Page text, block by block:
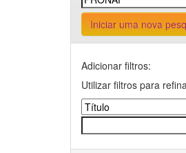
Iniciar uma nova
Adicionar filtros:
Utilizar filtros para